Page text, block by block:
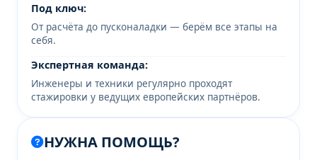
Под ключ:
От расчёта до пусконаладки — берём все этапы на
себя.
Экспертная команда:
Инженеры и техники регулярно проходят
стажировки у ведущих европейских партнёров.
НУЖНА ПОМОЩЬ?